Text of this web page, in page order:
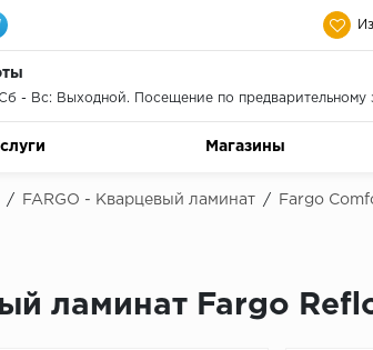
- Вс: Выходной. Посещение по предварительному
Магазины
/ FARGO - Кварцевый ламинат / Fargo
ламинат Fargo